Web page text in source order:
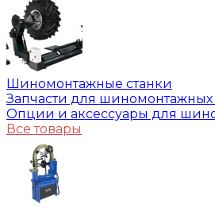
Шиномонтажные станки
Запчасти для шиномонтажных
Опции и аксессуары для
Все товары